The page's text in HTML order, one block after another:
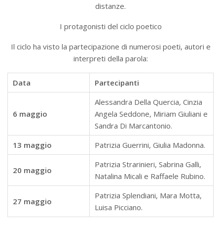
distanze.
I protagonisti del ciclo poetico
Il ciclo ha visto la partecipazione di numerosi poeti, autori e
interpreti della parola:
Data Partecipanti
6 maggio
Alessandra Della Quercia, Cinzia
Angela Seddone, Miriam Giuliani e
Sandra Di Marcantonio.
13 maggio
Patrizia Guerrini, Giulia Madonna.
20 maggio
Patrizia Strarinieri, Sabrina Galli,
Natalina Micali e Raffaele Rubino.
27 maggio
Patrizia Splendiani, Mara Motta,
Luisa Picciano.